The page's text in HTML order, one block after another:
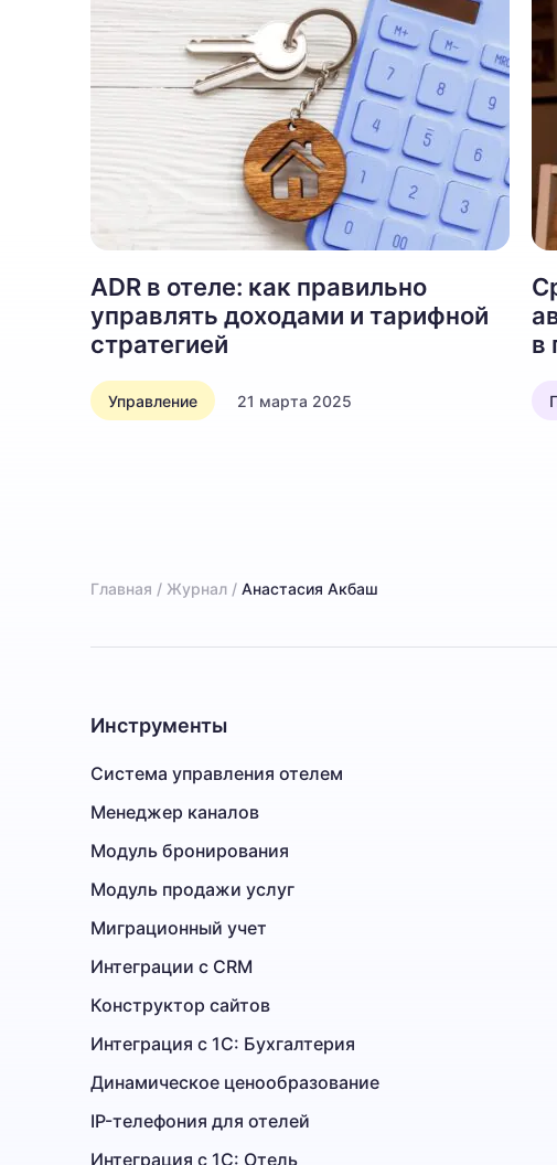
ADR в отеле: как правильно
управлять доходами и тарифной
стратегией
Управление 21 марта 2025
в
Главная / Журнал / Анастасия Акбаш
Инструменты
Система управления отелем
Менеджер каналов
Модуль бронирования
Модуль продажи услуг
Миграционный учет
Интеграции с CRM
Конструктор сайтов
Интеграция с 1С: Бухгалтерия
Динамическое ценообразование
IP-телефония для отелей
Интеграция с 1С: Отель